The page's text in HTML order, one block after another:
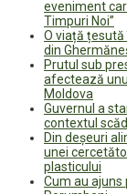
eveniment
Timpuri Noi”
O viață
din
Prutul sub
afectează
Moldova
Guvernul a
contextul
Din deșeuri
unei
plasticului
Cum au